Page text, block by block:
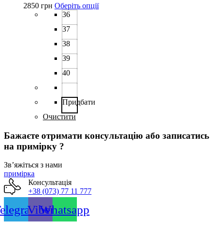
2850 грн Оберіть опціїЦей
36
37
38
39
40
Придбати
Очистити
Бажаєте отримати консультацію або записатись
на примірку ?
Звʼяжіться з нами
примірка
Консультація
+38 (073) 77 11 777
ViberWhatsapp